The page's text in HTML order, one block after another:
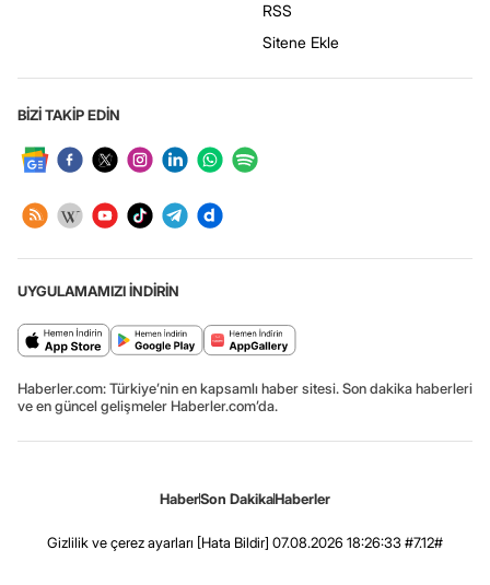
RSS
Sitene Ekle
BİZİ TAKİP EDİN
UYGULAMAMIZI İNDİRİN
Haberler.com: Türkiye’nin en kapsamlı haber sitesi. Son dakika haberleri
ve en güncel gelişmeler Haberler.com’da.
HaberSon DakikaHaberler
Gizlilik ve çerez ayarları [Hata Bildir] 07.08.2026 18:26:33 #7.12#